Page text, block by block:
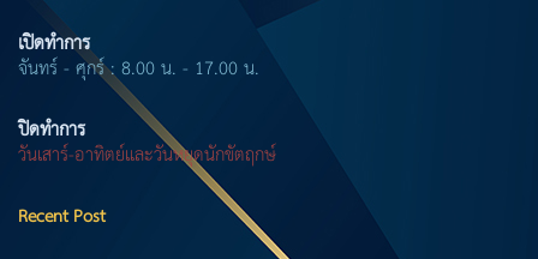
เปิดทำการ
จันทร์ - ศุกร์ : 8.00 น. - 17.00 น.
ปิดทำการ
วันเสาร์-อาทิตย์และวันหยุดนักขัตฤกษ์
Recent Post